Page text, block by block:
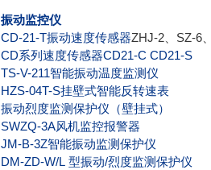
振动监控仪
CD-21-T振动速度传感器ZHJ-2、SZ-6
CD系列速度传感器CD21-C CD21-S
TS-V-211智能振动温度监测仪
HZS-04T-S挂壁式智能反转速表
振动烈度监测保护仪（壁挂式）
SWZQ-3A风机监控报警器
JM-B-3Z智能振动监测保护仪
DM-ZD-W/L 型振动/烈度监测保护仪